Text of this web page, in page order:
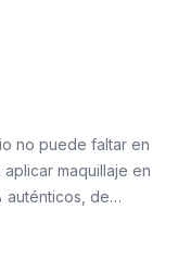
no puede faltar en
maquillaje en
auténticos, de